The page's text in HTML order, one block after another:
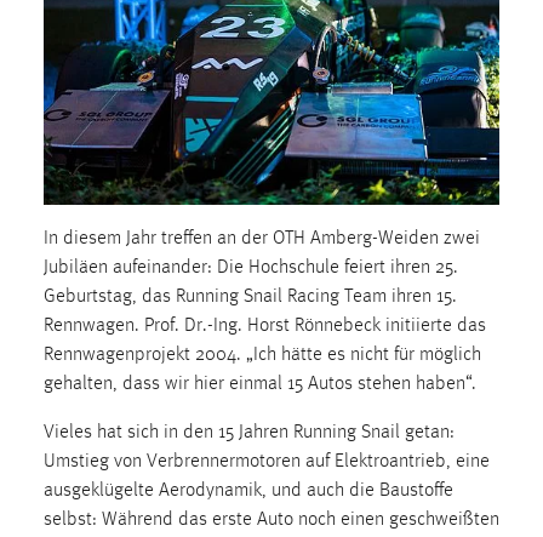
In diesem Jahr treffen an der OTH Amberg-Weiden zwei
Jubiläen aufeinander: Die Hochschule feiert ihren 25.
Geburtstag, das Running Snail Racing Team ihren 15.
Rennwagen. Prof. Dr.-Ing. Horst Rönnebeck initiierte das
Rennwagenprojekt 2004. „Ich hätte es nicht für möglich
gehalten, dass wir hier einmal 15 Autos stehen haben“.
Vieles hat sich in den 15 Jahren Running Snail getan:
Umstieg von Verbrennermotoren auf Elektroantrieb, eine
ausgeklügelte Aerodynamik, und auch die Baustoffe
selbst: Während das erste Auto noch einen geschweißten
Performance
Name:
staticfilecache
Zweck:
Für performante Seitenauslieferung wird in diesem Cookie
gespeichert, ob man eingeloggt ist.
Sprachpräferenz
Name:
site-language-preference
Zweck:
Das Cookie speichert die gewählte Sprache der Website.
Cookie Laufzeit:
30 Tage